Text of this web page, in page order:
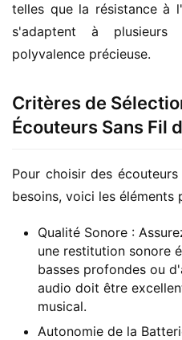
telles que la résistance à
s'adaptent à
polyvalence précieuse.
Critères de
Écouteurs Sans Fil
Pour choisir des
besoins, voici les éléments
Qualité Sonore :
une restitution sonore
basses profondes ou
audio doit être
musical.
Autonomie de la